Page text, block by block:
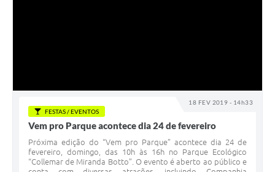
18 FEV 2019 - 14h33
FESTAS / EVENTOS
Vem pro Parque acontece dia 24 de fevereiro
Próxima edição do “Vem pro Parque” acontece dia 24 de
fevereiro, domingo, das 10h às 16h no Parque Ecológico
“Collemar de Miranda Botto”. O evento é aberto ao público e